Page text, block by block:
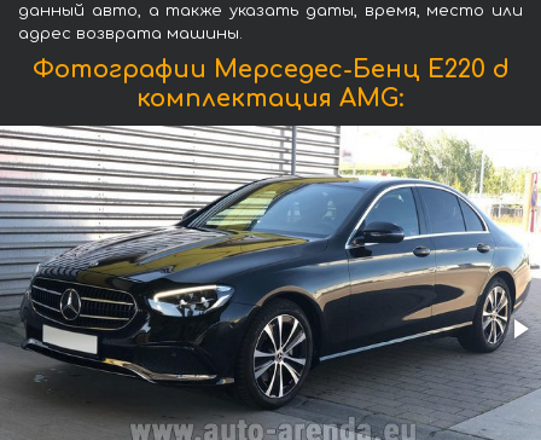
данный авто, а также указать даты, время, место или
адрес возврата машины.
Фотографии Мерседес-Бенц E220 d
комплектация AMG: